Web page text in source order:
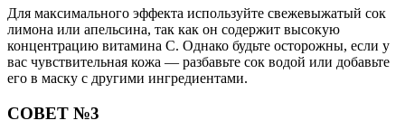
Для максимального эффекта используйте свежевыжатый сок
лимона или апельсина, так как он содержит высокую
концентрацию витамина С. Однако будьте осторожны, если у
вас чувствительная кожа — разбавьте сок водой или добавьте
его в маску с другими ингредиентами.
СОВЕТ №3